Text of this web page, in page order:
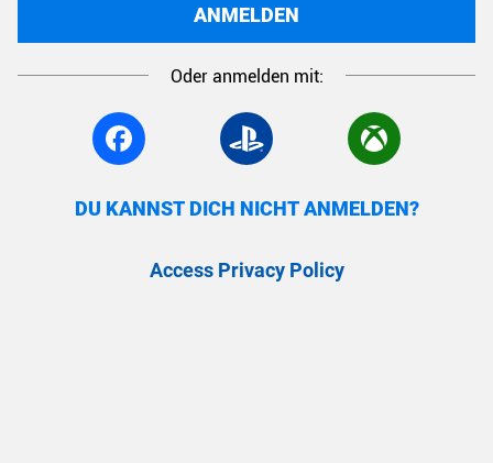
ANMELDEN
Oder anmelden mit:
DU KANNST DICH NICHT ANMELDEN?
Access Privacy Policy